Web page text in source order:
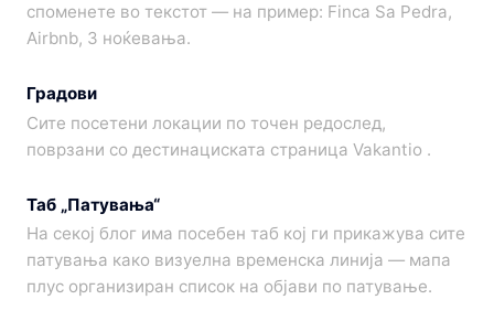
споменете во текстот — на пример: Finca Sa Pedra,
Airbnb, 3 ноќевања.
Градови
Сите посетени локации по точен редослед,
поврзани со дестинациската страница Vakantio .
Таб „Патувања“
На секој блог има посебен таб кој ги прикажува сите
патувања како визуелна временска линија — мапа
плус организиран список на објави по патување.